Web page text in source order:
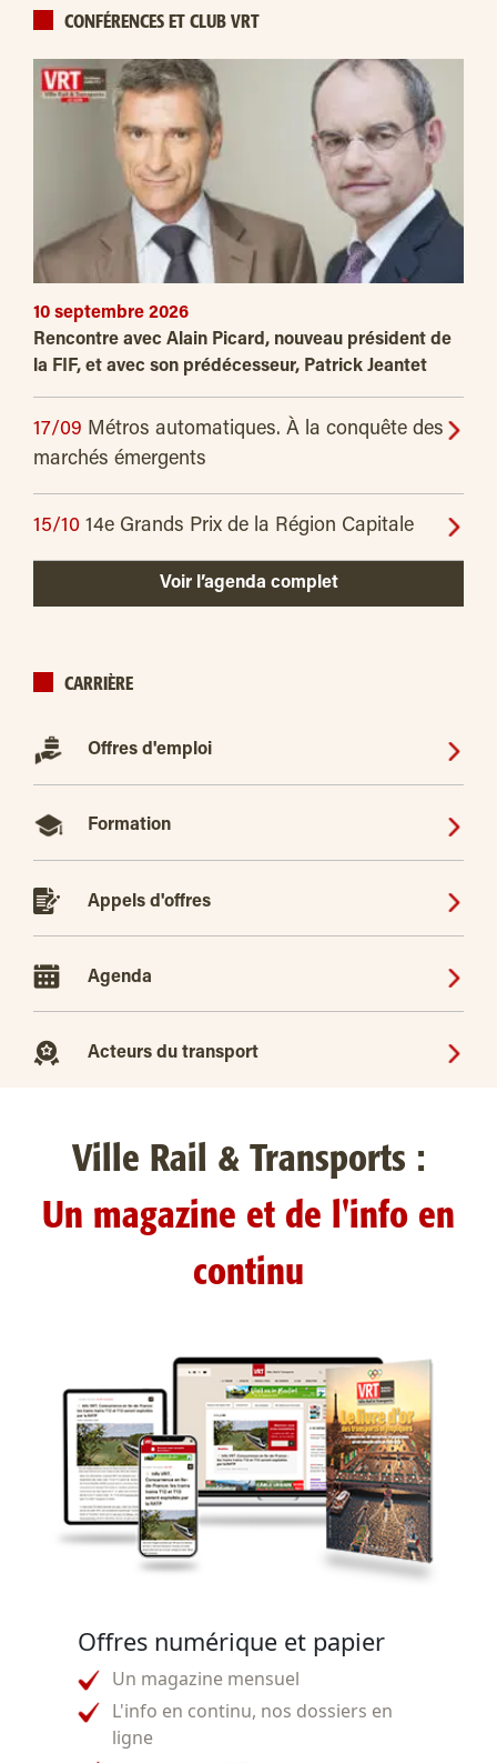
CONFÉRENCES ET CLUB VRT
10 septembre 2026
Rencontre avec Alain Picard, nouveau président de
la FIF, et avec son prédécesseur, Patrick Jeantet
17/09 Métros automatiques. À la conquête des
marchés émergents
15/10 14e Grands Prix de la Région Capitale
Voir l’agenda complet
CARRIÈRE
Offres d'emploi
Formation
Appels d'offres
Agenda
Acteurs du transport
Ville Rail & Transports :
Un magazine et de l'info en
continu
Offres numérique et papier
Un magazine mensuel
L'info en continu, nos dossiers en
ligne